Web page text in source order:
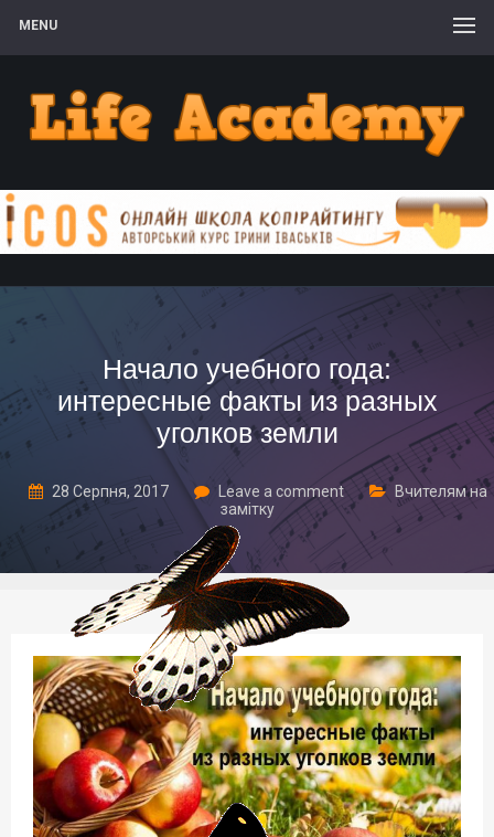
MENU
Начало учебного года:
интересные факты из разных
уголков земли
28 Серпня, 2017 Leave a comment
Вчителям на
замітку